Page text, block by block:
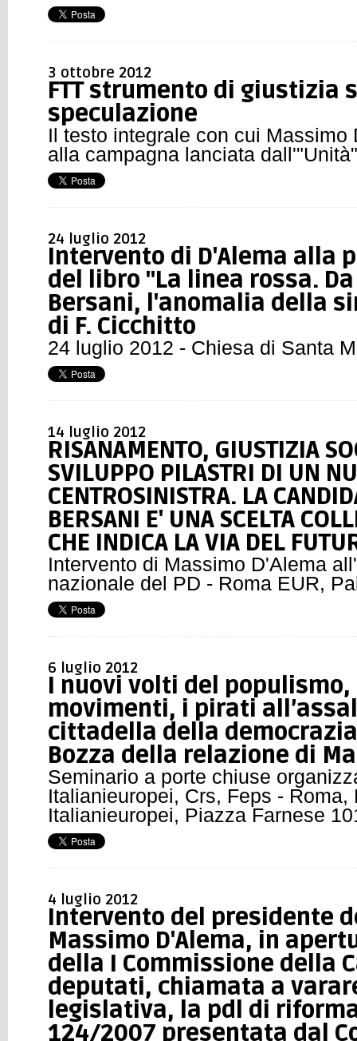
3 ottobre 2012
FTT strumento di giustizia
speculazione
Il testo integrale con cui Massimo
alla campagna lanciata dall'"Unità"
24 luglio 2012
Intervento di D'Alema alla
del libro "La linea rossa.
Bersani, l'anomalia della
di F. Cicchitto
24 luglio 2012 - Chiesa di Santa
14 luglio 2012
RISANAMENTO, GIUSTIZIA
SVILUPPO PILASTRI DI UN
CENTROSINISTRA. LA
BERSANI E' UNA SCELTA
CHE INDICA LA VIA DEL
Intervento di Massimo D'Alema
nazionale del PD - Roma EUR,
6 luglio 2012
I nuovi volti del
movimenti, i pirati
cittadella della
Bozza della relazione di
Seminario a porte chiuse
Italianieuropei, Crs, Feps - Roma,
Italianieuropei, Piazza Farnese
4 luglio 2012
Intervento del presidente
Massimo D'Alema, in
della I Commissione della
deputati, chiamata a
legislativa, la pdl di
124/2007 presentata dal